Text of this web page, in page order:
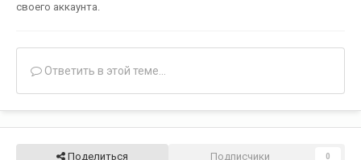
своего аккаунта.
Ответить в этой теме...
Поделиться Подписчики 0